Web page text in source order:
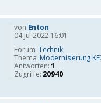
von Enton
04 Jul 2022 16:01
Forum:Technik
Thema: Modernisierung
Antworten:1
Zugriffe: 20940